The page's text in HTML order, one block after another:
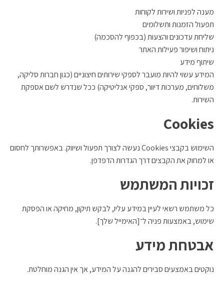
מענה לפניות ושירות לקוחות
תפעול הזמנות ותשלומים
שליחת עדכונים והצעות (בכפוף להסכמה)
ניתוח ושיפור פעילות האתר
שיתוף מידע
המידע עשוי להיות מועבר לספקי שירותים חיצוניים (כגון חברות סליקה,
משלוחים, מערכות דיוור, ספקי אנליטיקה) ככל שנדרש לשם אספקת
השירות.
Cookies
השימוש בקבצי Cookies נעשה לצורך תפעול ושיווק. באפשרותך לחסום
או למחוק את הקבצים דרך הגדרות הדפדפן.
זכויות המשתמש
כל משתמש רשאי לעיין במידע עליו, לבקש תיקון, מחיקה או הפסקת
שימוש, באמצעות פניה ל־[האימייל שלך].
אבטחת מידע
נוקטים באמצעים סבירים להגנה על המידע, אך אין הגנה מוחלטת.